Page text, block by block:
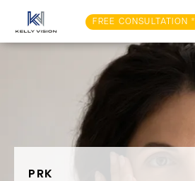
FREE CONSULTATION *
PRK